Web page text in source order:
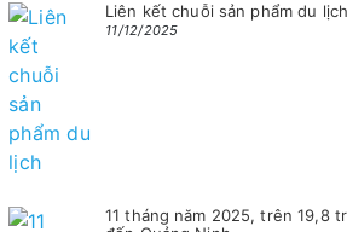
Liên kết chuỗi sản phẩm du lịch
11/12/2025
11 tháng năm 2025, trên 19,8